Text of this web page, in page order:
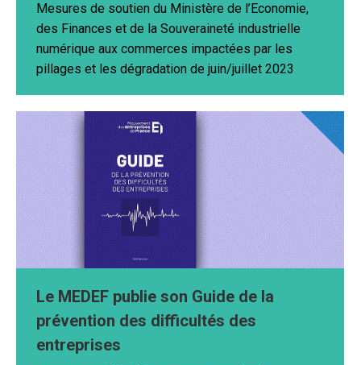
Mesures de soutien du Ministère de l’Economie,
des Finances et de la Souveraineté industrielle
numérique aux commerces impactées par les
pillages et les dégradation de juin/juillet 2023
Le MEDEF publie son Guide de la
prévention des difficultés des
entreprises